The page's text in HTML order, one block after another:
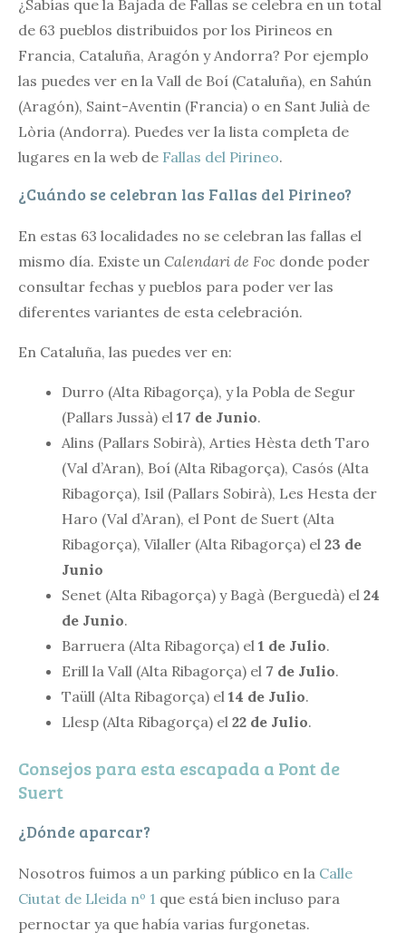
¿Sabías que la Bajada de Fallas se celebra en un total
de 63 pueblos distribuidos por los Pirineos en
Francia, Cataluña, Aragón y Andorra? Por ejemplo
las puedes ver en la Vall de Boí (Cataluña), en Sahún
(Aragón), Saint-Aventin (Francia) o en Sant Julià de
Lòria (Andorra). Puedes ver la lista completa de
lugares en la web de Fallas del Pirineo.
¿Cuándo se celebran las Fallas del Pirineo?
En estas 63 localidades no se celebran las fallas el
mismo día. Existe un Calendari de Foc donde poder
consultar fechas y pueblos para poder ver las
diferentes variantes de esta celebración.
En Cataluña, las puedes ver en:
Durro (Alta Ribagorça), y la Pobla de Segur
(Pallars Jussà) el 17 de Junio.
Alins (Pallars Sobirà), Arties Hèsta deth Taro
(Val d’Aran), Boí (Alta Ribagorça), Casós (Alta
Ribagorça), Isil (Pallars Sobirà), Les Hesta der
Haro (Val d’Aran), el Pont de Suert (Alta
Ribagorça), Vilaller (Alta Ribagorça) el 23 de
Junio
Senet (Alta Ribagorça) y Bagà (Berguedà) el 24
de Junio.
Barruera (Alta Ribagorça) el 1 de Julio.
Erill la Vall (Alta Ribagorça) el 7 de Julio.
Taüll (Alta Ribagorça) el 14 de Julio.
Llesp (Alta Ribagorça) el 22 de Julio.
Consejos para esta escapada a Pont de
Suert
¿Dónde aparcar?
Nosotros fuimos a un parking público en la Calle
Ciutat de Lleida nº 1 que está bien incluso para
pernoctar ya que había varias furgonetas.